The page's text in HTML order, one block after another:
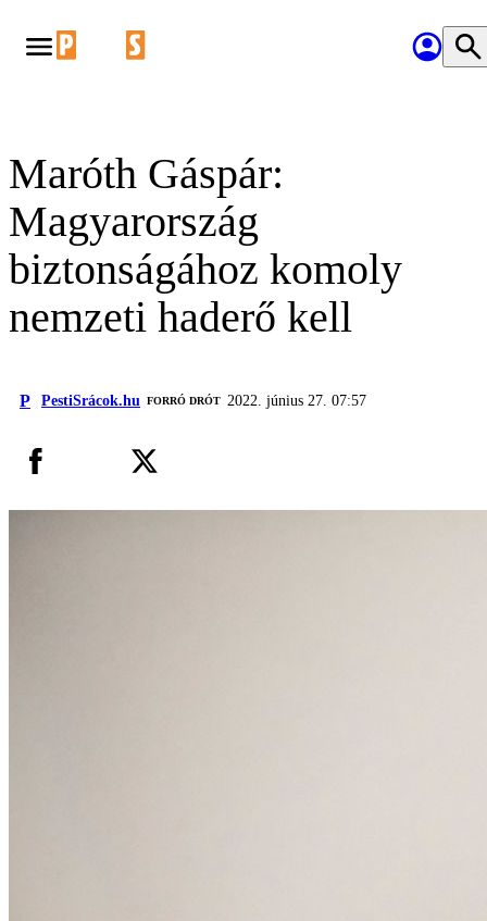
Maróth Gáspár:
Magyarország
biztonságához komoly
nemzeti haderő kell
P PestiSrácok.hu FORRÓ DRÓT 2022. június 27. 07:57